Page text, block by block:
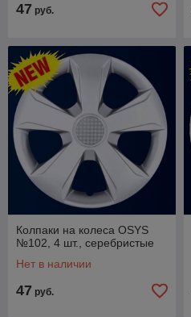
47 руб.
Колпаки на колеса OSYS
№102, 4 шт., серебристые
Нет в наличии
47 руб.